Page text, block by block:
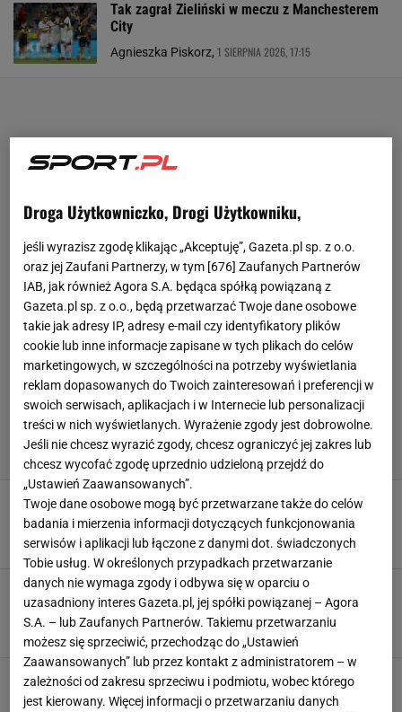
Tak zagrał Zieliński w meczu z Manchesterem
City
Agnieszka Piskorz, 1 SIERPNIA 2026, 17:15
Zieliński będzie miał nowego kolegę w klubie.
To legenda Manchesteru
Agnieszka Piskorz,27 LIPCA 2026, 22:47
Wykryli u niego wadę serca tuż przed wielkim
transferem
Dominik Stachowiak, 13 LIPCA 2026, 20:32
Co za słowa o Piotrze Zielińskim od legendy
Napoli!
Droga Użytkowniczko, Drogi Użytkowniku,
jeśli wyrazisz zgodę klikając „Akceptuję”, Gazeta.pl sp. z o.o.
oraz jej Zaufani Partnerzy, w tym [676] Zaufanych Partnerów
IAB, jak również Agora S.A. będąca spółką powiązaną z
Gazeta.pl sp. z o.o., będą przetwarzać Twoje dane osobowe
takie jak adresy IP, adresy e-mail czy identyfikatory plików
cookie lub inne informacje zapisane w tych plikach do celów
marketingowych, w szczególności na potrzeby wyświetlania
reklam dopasowanych do Twoich zainteresowań i preferencji w
swoich serwisach, aplikacjach i w Internecie lub personalizacji
treści w nich wyświetlanych. Wyrażenie zgody jest dobrowolne.
Jeśli nie chcesz wyrazić zgody, chcesz ograniczyć jej zakres lub
chcesz wycofać zgodę uprzednio udzieloną przejdź do
„Ustawień Zaawansowanych”.
Twoje dane osobowe mogą być przetwarzane także do celów
badania i mierzenia informacji dotyczących funkcjonowania
serwisów i aplikacji lub łączone z danymi dot. świadczonych
Tobie usług. W określonych przypadkach przetwarzanie
danych nie wymaga zgody i odbywa się w oparciu o
uzasadniony interes Gazeta.pl, jej spółki powiązanej – Agora
S.A. – lub Zaufanych Partnerów. Takiemu przetwarzaniu
możesz się sprzeciwić, przechodząc do „Ustawień
Zaawansowanych” lub przez kontakt z administratorem – w
zależności od zakresu sprzeciwu i podmiotu, wobec którego
jest kierowany. Więcej informacji o przetwarzaniu danych